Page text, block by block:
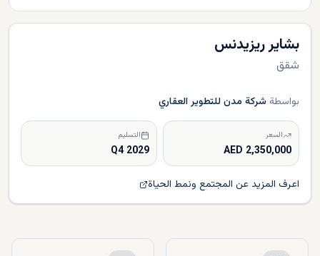
بشاير ريزيدنس
شقق
بواسطة شركة مدن للتطوير العقاري
السعر
2,350,000 AED
التسليم
Q4 2029
اعرف المزيد عن المجتمع ونمط الحياة